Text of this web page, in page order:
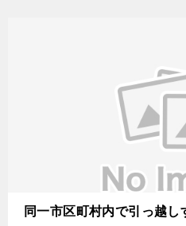
同一市区町村内で引っ越し